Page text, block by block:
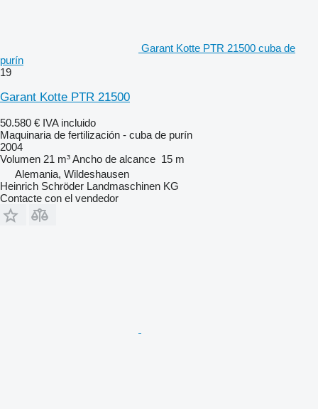
Garant Kotte PTR 21500 cuba de
purín
19
Garant Kotte PTR 21500
50.580 € IVA incluido
Maquinaria de fertilización - cuba de purín
2004
Volumen 21 m³Ancho de alcance 15 m
Alemania, Wildeshausen
Heinrich Schröder Landmaschinen KG
Contacte con el vendedor